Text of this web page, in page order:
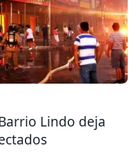
Lindo deja